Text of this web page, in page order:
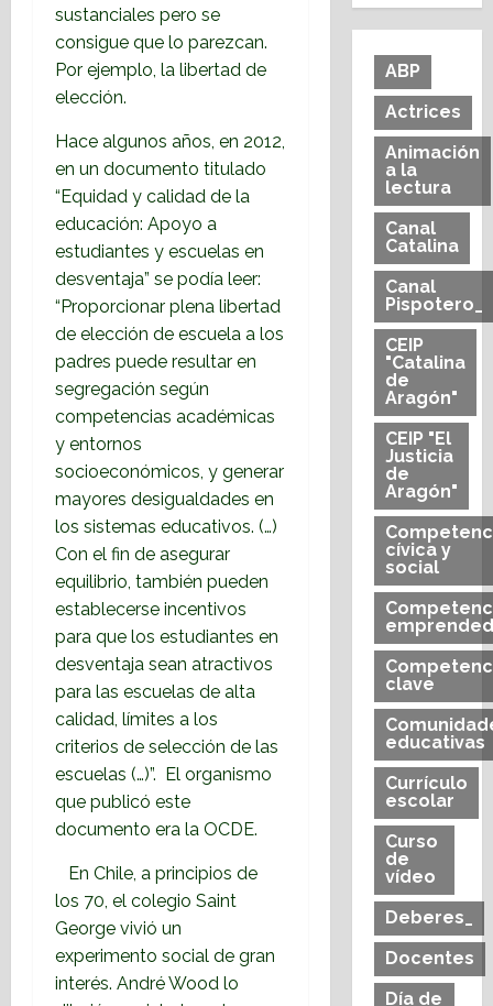
sustanciales pero se
consigue que lo parezcan.
Por ejemplo, la libertad de
elección.
Hace algunos años, en 2012,
en un documento titulado
“Equidad y calidad de la
educación: Apoyo a
estudiantes y escuelas en
desventaja” se podía leer:
“Proporcionar plena libertad
de elección de escuela a los
padres puede resultar en
segregación según
competencias académicas
y entornos
socioeconómicos, y generar
mayores desigualdades en
los sistemas educativos. (…)
Con el fin de asegurar
equilibrio, también pueden
establecerse incentivos
para que los estudiantes en
desventaja sean atractivos
para las escuelas de alta
calidad, límites a los
criterios de selección de las
escuelas (…)”. El organismo
que publicó este
documento era la OCDE.
En Chile, a principios de
los 70, el colegio Saint
George vivió un
experimento social de gran
interés. André Wood lo
ABP
Actrices
Animación
a la
lectura
Canal
Catalina
Canal
Pispotero_
CEIP
"Catalina
de
Aragón"
CEIP "El
Justicia
de
Aragón"
cívica y
social
clave
educativas
Currículo
escolar
Curso
de
vídeo
Deberes_
Docentes
Día de